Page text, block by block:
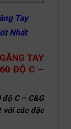
Tay
Nhất
TAY
ĐỘ C –
C – C&G
với các đặc